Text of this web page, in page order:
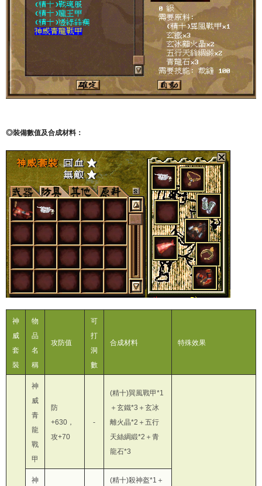
◎裝備數值及合成材料：
神
威
套
裝
物
品
名
稱
攻防值
可
打
洞
數
合成材料 特殊效果
神
威
青
龍
戰
甲
防
+630，
攻+70
-
(精十)巽風戰甲*1
＋玄鐵*3＋玄冰
離火晶*2＋五行
天絲綢緞*2＋青
龍石*3
神
(精十)殺神盔*1＋